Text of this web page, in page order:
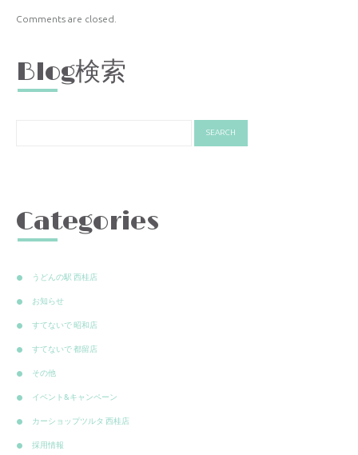
Comments are closed.
Blog検索
Categories
うどんの駅 西桂店
お知らせ
すてないで 昭和店
すてないで 都留店
その他
イベント&キャンペーン
カーショップツルタ 西桂店
採用情報